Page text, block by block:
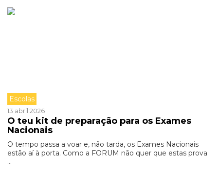
Escolas
13 abril 2026
O teu kit de preparação para os Exames
Nacionais
O tempo passa a voar e, não tarda, os Exames Nacionais
estão aí à porta. Como a FORUM não quer que estas prova
...